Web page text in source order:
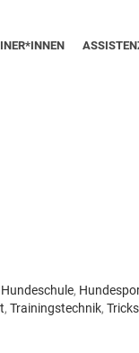
Hundeschule,
, Trainingstechnik, Tricks